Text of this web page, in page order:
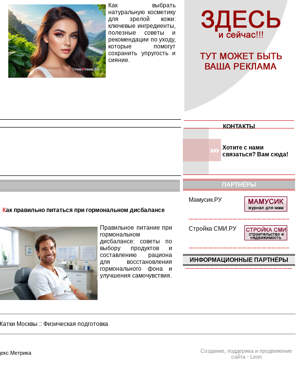
Как выбрать
натуральную косметику
для зрелой кожи:
ключевые ингредиенты,
полезные советы и
рекомендации по уходу,
которые помогут
сохранить упругость и
сияние.
КОНТАКТЫ
Хотите с нами
связаться? Вам сюда!
Как правильно питаться при гормональном дисбалансе
Правильное питание при
гормональном
дисбалансе: советы по
выбору продуктов и
составлению рациона
для восстановления
гормонального фона и
улучшения самочувствия.
ПАРТНЁРЫ
Мамусик.РУ
Стройка СМИ.РУ
ИНФОРМАЦИОННЫЕ ПАРТНЁРЫ
Катки Москвы :: Физическая подготовка
Создание, поддержка и продвижение
сайта - Leon